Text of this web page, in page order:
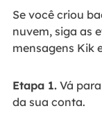
Se você criou
nuvem, siga as
mensagens Kik
Etapa 1.Vá
da sua conta.